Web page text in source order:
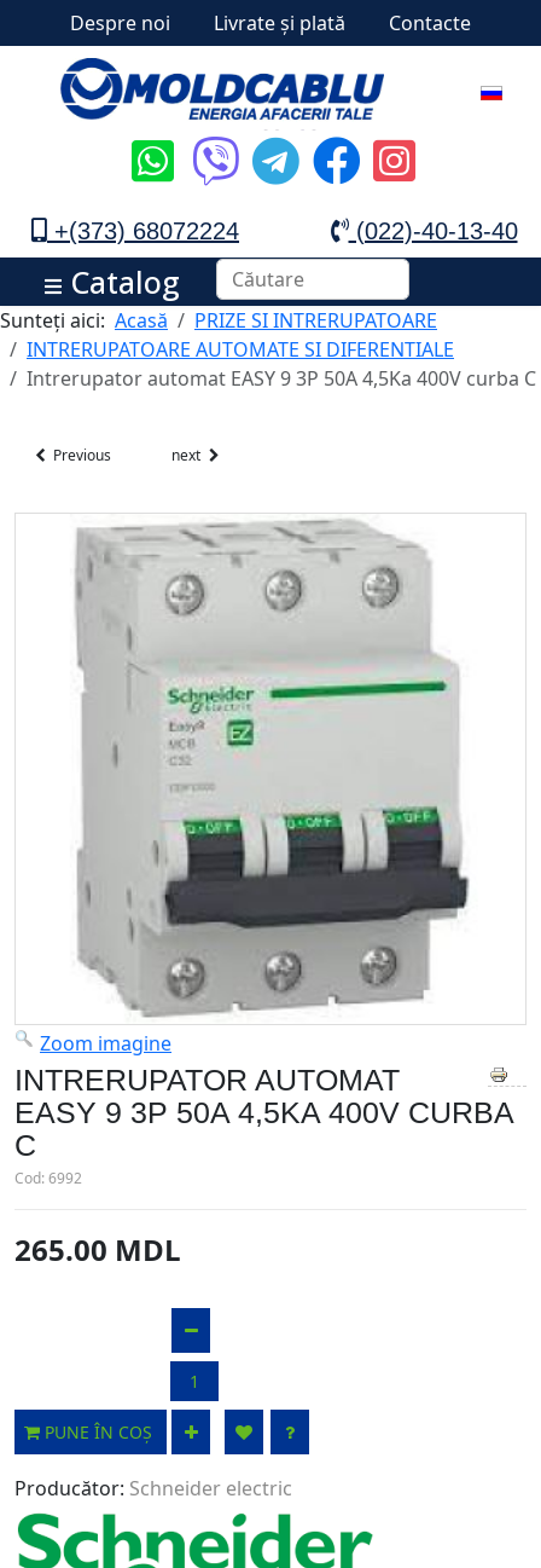
Despre noi Livrate și plată Contacte
+(373) 68072224 (022)-40-13-40
Catalog
Sunteți aici: Acasă
PRIZE SI INTRERUPATOARE
INTRERUPATOARE AUTOMATE SI DIFERENTIALE
Intrerupator automat EASY 9 3P 50A 4,5Ka 400V curba C
Previous next
Zoom imagine
INTRERUPATOR AUTOMAT
EASY 9 3P 50A 4,5KA 400V CURBA
C
Cod:6992
265.00 MDL
PUNE ÎN COȘ
Producător: Schneider electric